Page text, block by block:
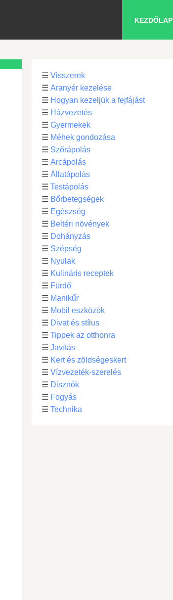
KEZDŐLAP
☰ Visszerek
☰ Aranyér kezelése
☰ Hogyan kezeljük a fejfájást
☰ Házvezetés
☰ Gyermekek
☰ Méhek gondozása
☰ Szőrápolás
☰ Arcápolás
☰ Állatápolás
☰ Testápolás
☰ Bőrbetegségek
☰ Egészség
☰ Beltéri növények
☰ Dohányzás
☰ Szépség
☰ Nyulak
☰ Kulináris receptek
☰ Fürdő
☰ Manikűr
☰ Mobil eszközök
☰ Divat és stílus
☰ Tippek az otthonra
☰ Javítás
☰ Kert és zöldségeskert
☰ Vízvezeték-szerelés
☰ Disznók
☰ Fogyás
☰ Technika